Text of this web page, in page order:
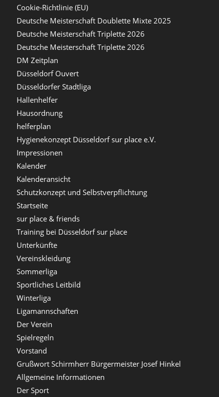
Cookie-Richtlinie (EU)
Deutsche Meisterschaft Doublette Mixte 2025
Deutsche Meisterschaft Triplette 2026
Deutsche Meisterschaft Triplette 2026
DM Zeitplan
Düsseldorf Ouvert
Düsseldorfer Stadtliga
Hallenhelfer
Hausordnung
helferplan
Hygienekonzept Düsseldorf sur place e.V.
Impressionen
Kalender
Kalenderansicht
Schutzkonzept und Selbstverpflichtung
Startseite
sur place & friends
Training bei Düsseldorf sur place
Unterkünfte
Vereinskleidung
Sommerliga
Sportliches Leitbild
Winterliga
Ligamannschaften
Der Verein
Spielregeln
Vorstand
Grußwort Schirmherr Bürgermeister Josef Hinkel
Allgemeine Informationen
Der Sport